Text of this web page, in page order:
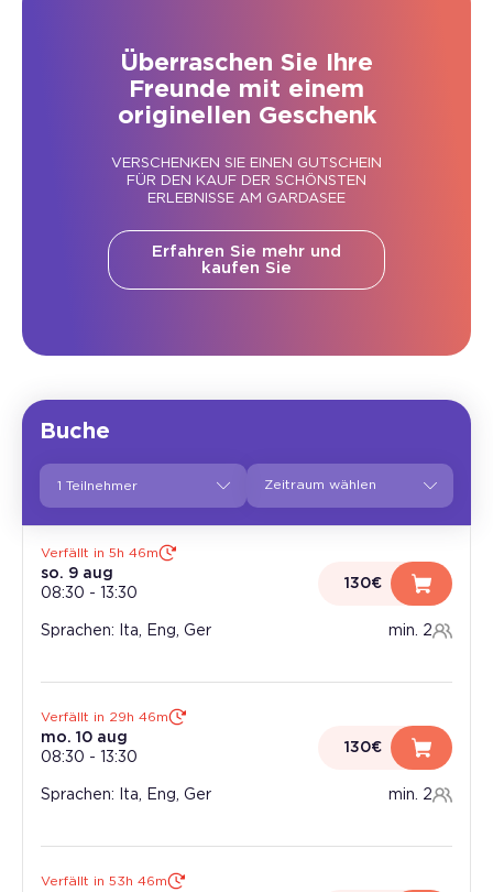
Überraschen Sie Ihre
Freunde mit einem
originellen Geschenk
VERSCHENKEN SIE EINEN GUTSCHEIN
FÜR DEN KAUF DER SCHÖNSTEN
ERLEBNISSE AM GARDASEE
Erfahren Sie mehr und
kaufen Sie
Buche
1 Teilnehmer
Verfällt in 5h 46m
so. 9 aug
08:30 - 13:30
130€
Sprachen: Ita, Eng, Ger min. 2
Verfällt in 29h 46m
mo. 10 aug
08:30 - 13:30
130€
Sprachen: Ita, Eng, Ger min. 2
Verfällt in 53h 46m